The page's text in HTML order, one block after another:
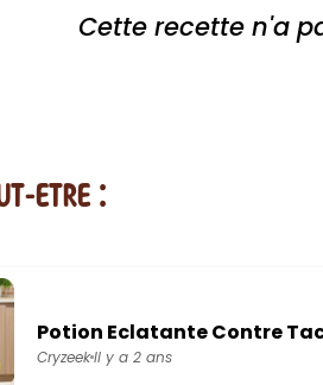
Cette recette n'a
ETRE :
Potion Eclatante Contre
CryzeekIl y a 2 ans